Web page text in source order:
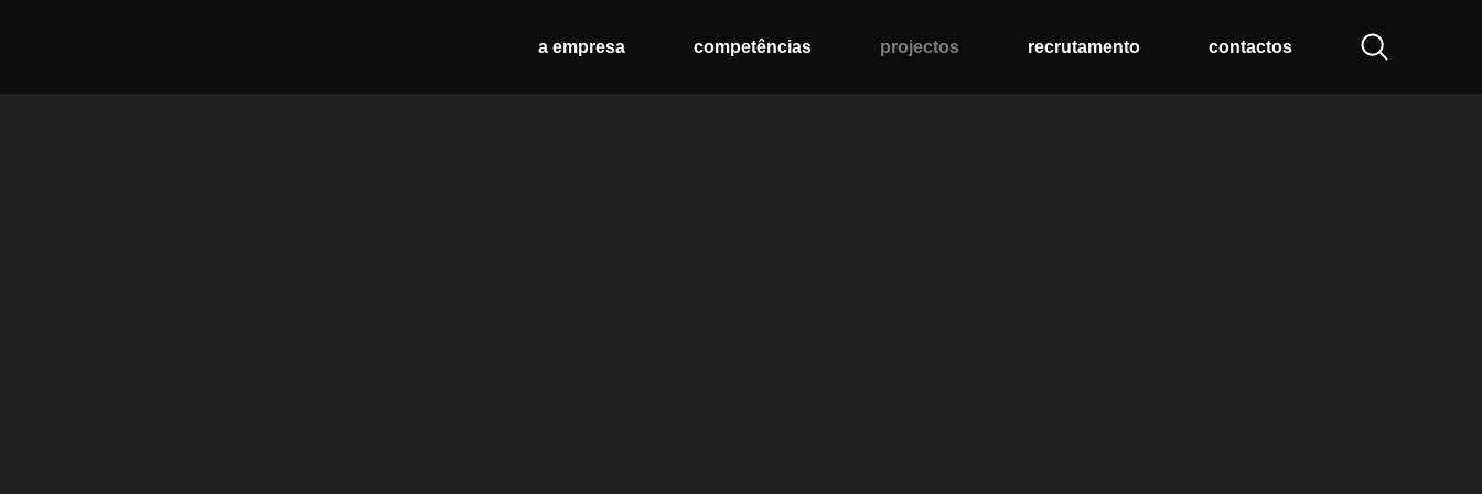
a empresa competências projectos recrutamento contactos